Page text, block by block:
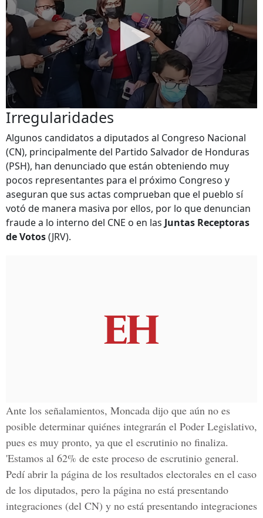
Irregularidades
Algunos candidatos a diputados al Congreso Nacional
(CN), principalmente del Partido Salvador de Honduras
(PSH), han denunciado que están obteniendo muy
pocos representantes para el próximo Congreso y
aseguran que sus actas comprueban que el pueblo sí
votó de manera masiva por ellos, por lo que denuncian
fraude a lo interno del CNE o en las Juntas Receptoras
de Votos(JRV).
Ante los señalamientos, Moncada dijo que aún no es
posible determinar quiénes integrarán el Poder Legislativo,
pues es muy pronto, ya que el escrutinio no finaliza.
'Estamos al 62% de este proceso de escrutinio general.
Pedí abrir la página de los resultados electorales en el caso
de los diputados, pero la página no está presentando
integraciones (del CN) y no está presentando integraciones